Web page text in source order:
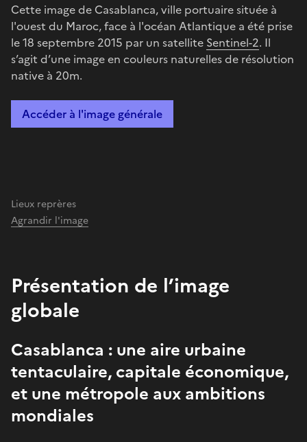
Cette image de Casablanca, ville portuaire située à
l'ouest du Maroc, face à l'océan Atlantique a été prise
le 18 septembre 2015 par un satellite Sentinel-2. Il
s’agit d’une image en couleurs naturelles de résolution
native à 20m.
Accéder à l'image générale
Lieux reprères
Agrandir l'image
Présentation de l’image
globale
Casablanca : une aire urbaine
tentaculaire, capitale économique,
et une métropole aux ambitions
mondiales